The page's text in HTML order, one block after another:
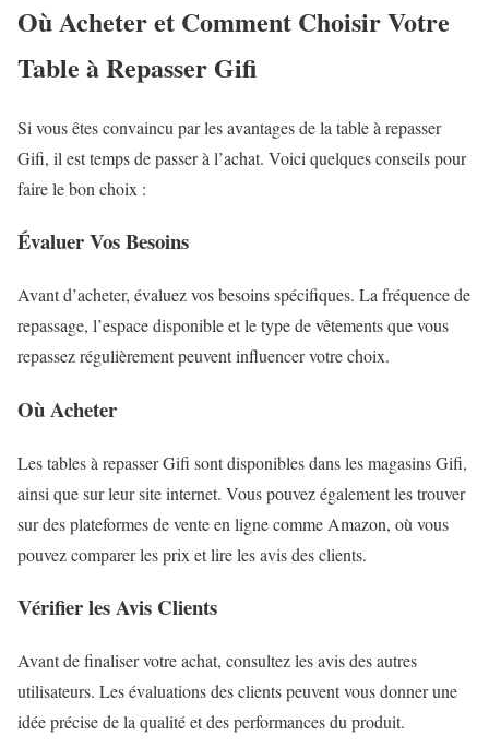
Où Acheter et Comment Choisir Votre
Table à Repasser Gifi
Si vous êtes convaincu par les avantages de la table à repasser
Gifi, il est temps de passer à l’achat. Voici quelques conseils pour
faire le bon choix :
Évaluer Vos Besoins
Avant d’acheter, évaluez vos besoins spécifiques. La fréquence de
repassage, l’espace disponible et le type de vêtements que vous
repassez régulièrement peuvent influencer votre choix.
Où Acheter
Les tables à repasser Gifi sont disponibles dans les magasins Gifi,
ainsi que sur leur site internet. Vous pouvez également les trouver
sur des plateformes de vente en ligne comme Amazon, où vous
pouvez comparer les prix et lire les avis des clients.
Vérifier les Avis Clients
Avant de finaliser votre achat, consultez les avis des autres
utilisateurs. Les évaluations des clients peuvent vous donner une
idée précise de la qualité et des performances du produit.